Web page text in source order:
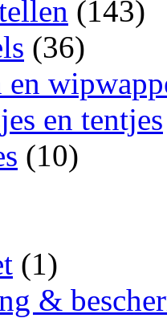
(143)
(36)
en tentjes
(10)
(1)
&